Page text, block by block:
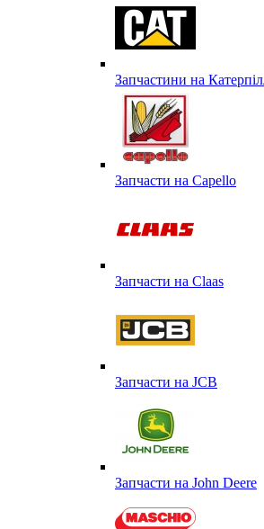
Запчастини на
Запчасти на Capello
Запчасти на Сlaas
Запчасти на JCB
Запчасти на John Deere